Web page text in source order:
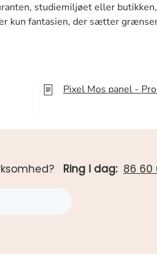
studiemiljøet eller
kun fantasien, der sætter
Pixel Mos panel -
Ring i dag: 86 60